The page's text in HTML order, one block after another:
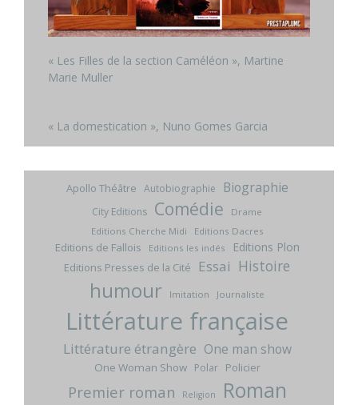
« Les Filles de la section Caméléon », Martine
Marie Muller
« La domestication », Nuno Gomes Garcia
Apollo Théâtre Autobiographie Biographie
City Editions Comédie
Drame
Editions Cherche Midi
Editions Dacres
Editions de Fallois Editions les indés Editions Plon
Editions Presses de la Cité Essai Histoire
humour Imitation Journaliste
Littérature française
Littérature étrangère One man show
One Woman Show Polar Policier
Premier roman Religion Roman